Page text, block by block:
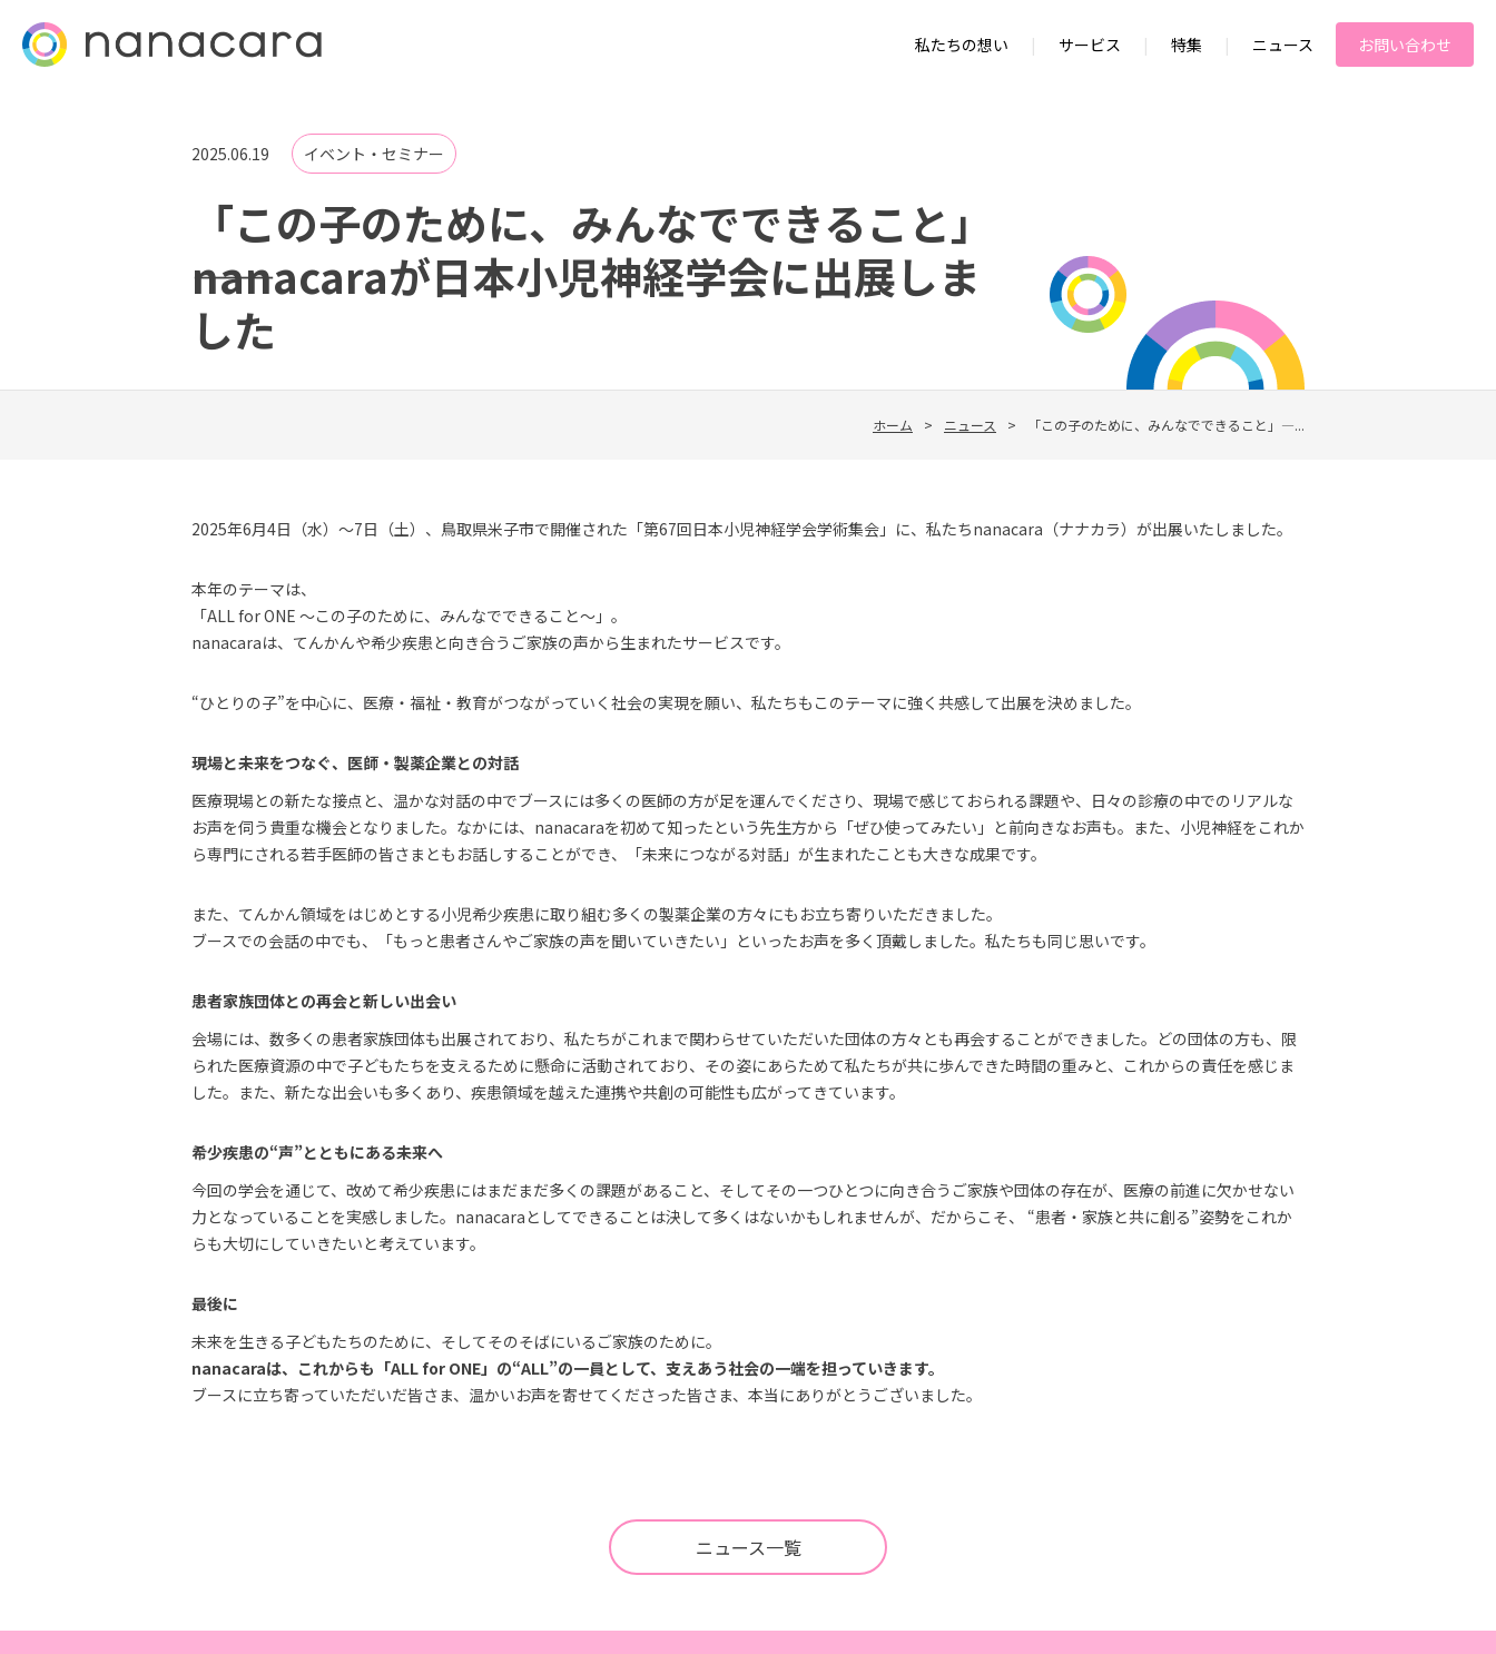
私たちの想い | サービス | 特集 | ニュース お問い合わせ
2025.06.19 イベント・セミナー
「この子のために、みんなでできること」
――nanacaraが日本小児神経学会に出展しま
した
ホーム > ニュース > 「この子のために、みんなでできること」―...
2025年6月4日（水）〜7日（土）、鳥取県米子市で開催された「第67回日本小児神経学会学術集会」に、私たちnanacara（ナナカラ）が出展いたしました。
本年のテーマは、
「ALL for ONE 〜この子のために、みんなでできること〜」。
nanacaraは、てんかんや希少疾患と向き合うご家族の声から生まれたサービスです。
“ひとりの子”を中心に、医療・福祉・教育がつながっていく社会の実現を願い、私たちもこのテーマに強く共感して出展を決めました。
現場と未来をつなぐ、医師・製薬企業との対話
医療現場との新たな接点と、温かな対話の中でブースには多くの医師の方が足を運んでくださり、現場で感じておられる課題や、日々の診療の中でのリアルな
お声を伺う貴重な機会となりました。なかには、nanacaraを初めて知ったという先生方から「ぜひ使ってみたい」と前向きなお声も。また、小児神経をこれか
ら専門にされる若手医師の皆さまともお話しすることができ、「未来につながる対話」が生まれたことも大きな成果です。
また、てんかん領域をはじめとする小児希少疾患に取り組む多くの製薬企業の方々にもお立ち寄りいただきました。
ブースでの会話の中でも、「もっと患者さんやご家族の声を聞いていきたい」といったお声を多く頂戴しました。私たちも同じ思いです。
患者家族団体との再会と新しい出会い
会場には、数多くの患者家族団体も出展されており、私たちがこれまで関わらせていただいた団体の方々とも再会することができました。どの団体の方も、限
られた医療資源の中で子どもたちを支えるために懸命に活動されており、その姿にあらためて私たちが共に歩んできた時間の重みと、これからの責任を感じま
した。また、新たな出会いも多くあり、疾患領域を越えた連携や共創の可能性も広がってきています。
希少疾患の“声”とともにある未来へ
今回の学会を通じて、改めて希少疾患にはまだまだ多くの課題があること、そしてその一つひとつに向き合うご家族や団体の存在が、医療の前進に欠かせない
力となっていることを実感しました。nanacaraとしてできることは決して多くはないかもしれませんが、だからこそ、 “患者・家族と共に創る”姿勢をこれか
らも大切にしていきたいと考えています。
最後に
未来を生きる子どもたちのために、そしてそのそばにいるご家族のために。
nanacaraは、これからも「ALL for ONE」の“ALL”の一員として、支えあう社会の一端を担っていきます。
ブースに立ち寄っていただいだ皆さま、温かいお声を寄せてくださった皆さま、本当にありがとうございました。
ニュース一覧